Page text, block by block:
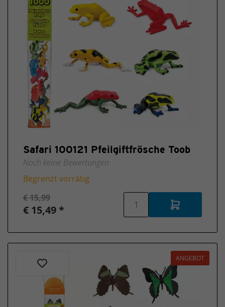
Safari 100121 Pfeilgiftfrösche Toob
Noch keine Bewertungen
Begrenzt vorrätig
€ 15,99
€ 15,49 *
ANGEBOT